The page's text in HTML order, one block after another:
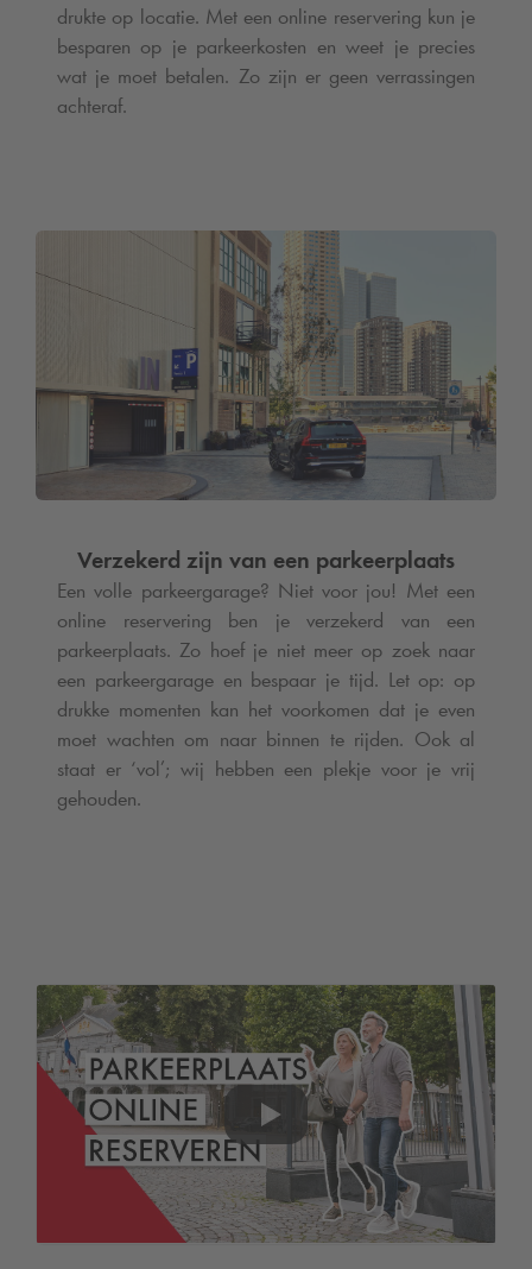
drukte op locatie. Met een online reservering kun je
besparen op je parkeerkosten en weet je precies
wat je moet betalen. Zo zijn er geen verrassingen
achteraf.
Verzekerd zijn van een parkeerplaats
Een volle parkeergarage? Niet voor jou! Met een
online reservering ben je verzekerd van een
parkeerplaats. Zo hoef je niet meer op zoek naar
een parkeergarage en bespaar je tijd. Let op: op
drukke momenten kan het voorkomen dat je even
moet wachten om naar binnen te rijden. Ook al
staat er ‘vol’; wij hebben een plekje voor je vrij
gehouden.